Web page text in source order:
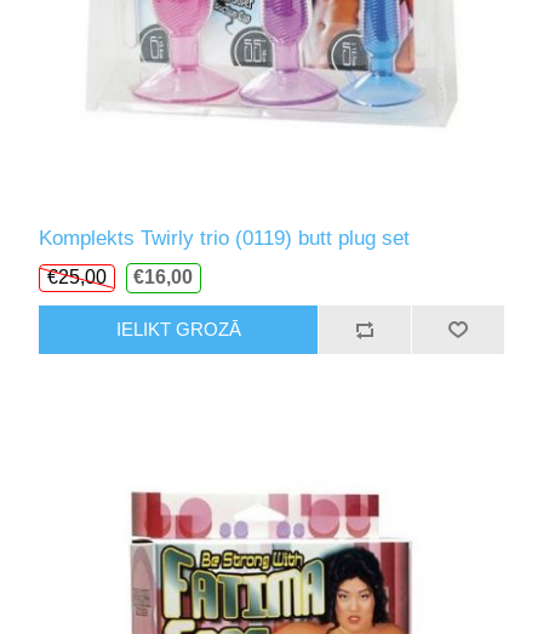
Komplekts Twirly trio (0119) butt plug set
€25,00 €16,00
IELIKT GROZĀ